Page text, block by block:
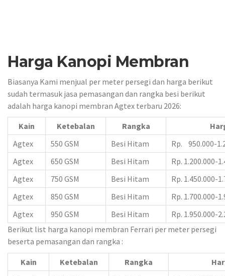
Harga Kanopi Membran
Biasanya Kami menjual per meter persegi dan harga berikut
sudah termasuk jasa pemasangan dan rangka besi berikut
adalah harga kanopi membran Agtex terbaru 2026:
Kain Ketebalan Rangka
Agtex
550 GSM Besi Hitam
Rp. 950.000-
Agtex
650 GSM Besi Hitam
Rp. 1.200.000-
Agtex
750 GSM Besi Hitam
Rp. 1.450.000-
Agtex
850 GSM Besi Hitam
Rp. 1.700.000-
Agtex
950 GSM Besi Hitam
Rp. 1.950.000-
Berikut list harga kanopi membran Ferrari per meter persegi
beserta pemasangan dan rangka :
Kain Ketebalan Rangka